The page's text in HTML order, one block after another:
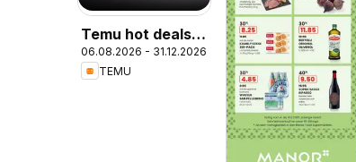
Temu hot deals –
Switzerland
06.08.2026 - 31.12.2026
TEMU